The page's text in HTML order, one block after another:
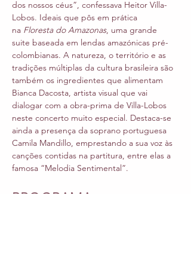
dos nossos céus”, confessava Heitor Villa-
Lobos. Ideais que pôs em prática
na Floresta do Amazonas, uma grande
suite baseada em lendas amazónicas pré-
colombianas. A natureza, o território e as
tradições múltiplas da cultura brasileira são
também os ingredientes que alimentam
Bianca Dacosta, artista visual que vai
dialogar com a obra-prima de Villa-Lobos
neste concerto muito especial. Destaca-se
ainda a presença da soprano portuguesa
Camila Mandillo, emprestando a sua voz às
canções contidas na partitura, entre elas a
famosa “Melodia Sentimental”.
PROGRAMA